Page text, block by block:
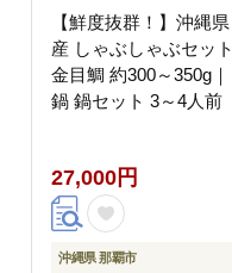
【鮮度抜群！】沖縄県
産 しゃぶしゃぶセット
金目鯛 約300～350g｜
鍋 鍋セット 3～4人前
27,000円
沖縄県 那覇市